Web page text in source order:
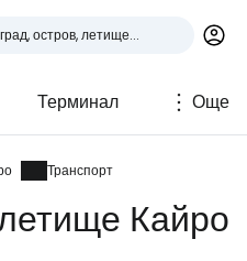
Терминал Още
Транспорт
Кайро
туристите
с Google